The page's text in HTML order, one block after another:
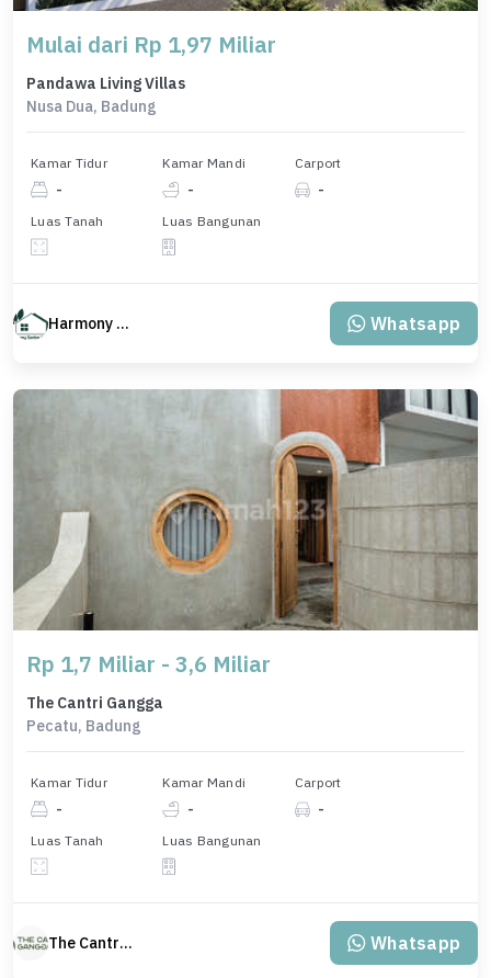
Mulai dari Rp 1,97 Miliar
Pandawa Living Villas
Nusa Dua, Badung
Kamar Tidur
-
Kamar Mandi
-
Carport
-
Luas Tanah Luas Bangunan
Harmony Property Whatsapp
Rp 1,7 Miliar - 3,6 Miliar
The Cantri Gangga
Pecatu, Badung
Kamar Tidur
-
Kamar Mandi
-
Carport
-
Luas Tanah Luas Bangunan
The Cantri Gangga Whatsapp